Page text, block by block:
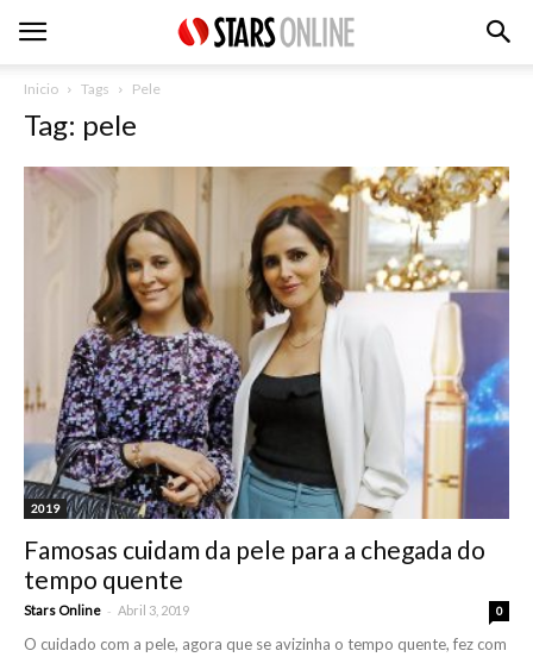
Inicio Tags Pele
Tag: pele
2019
Famosas cuidam da pele para a chegada do
tempo quente
Stars Online - Abril 3, 2019 0
O cuidado com a pele, agora que se avizinha o tempo quente, fez com